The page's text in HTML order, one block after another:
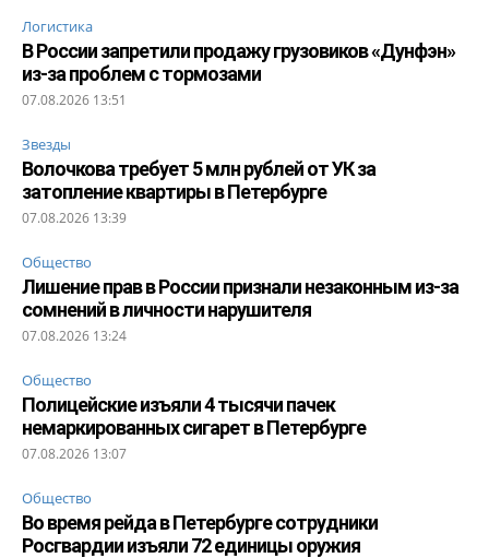
Логистика
В России запретили продажу грузовиков «Дунфэн»
из-за проблем с тормозами
07.08.2026 13:51
Звезды
Волочкова требует 5 млн рублей от УК за
затопление квартиры в Петербурге
07.08.2026 13:39
Общество
Лишение прав в России признали незаконным из-за
сомнений в личности нарушителя
07.08.2026 13:24
Общество
Полицейские изъяли 4 тысячи пачек
немаркированных сигарет в Петербурге
07.08.2026 13:07
Общество
Во время рейда в Петербурге сотрудники
Росгвардии изъяли 72 единицы оружия